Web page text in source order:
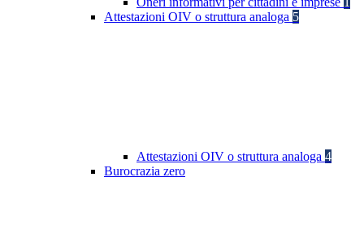
Attestazioni OIV o struttura analoga 5
Attestazioni OIV o struttura analoga 4
Burocrazia zero